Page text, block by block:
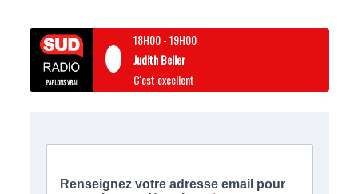
18H00-19H00
Judith Beller
C'est excellent